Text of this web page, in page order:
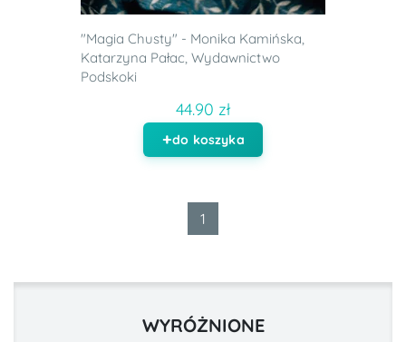
"Magia Chusty" - Monika Kamińska,
Katarzyna Pałac, Wydawnictwo
Podskoki
44.90 zł
do koszyka
1
WYRÓŻNIONE